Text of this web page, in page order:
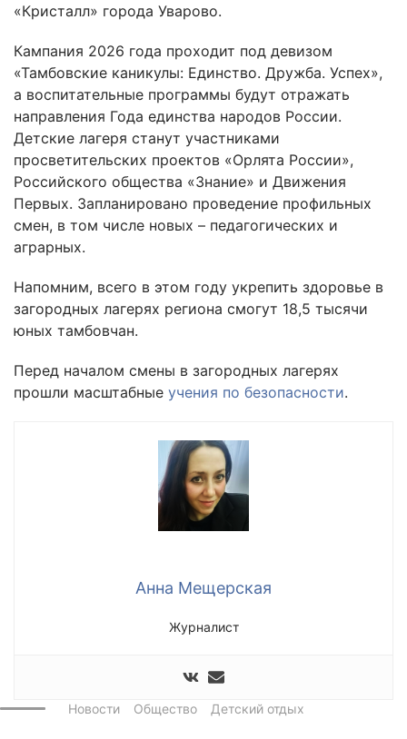
«Кристалл» города Уварово.
Кампания 2026 года проходит под девизом
«Тамбовские каникулы: Единство. Дружба. Успех»,
а воспитательные программы будут отражать
направления Года единства народов России.
Детские лагеря станут участниками
просветительских проектов «Орлята России»,
Российского общества «Знание» и Движения
Первых. Запланировано проведение профильных
смен, в том числе новых – педагогических и
аграрных.
Напомним, всего в этом году укрепить здоровье в
загородных лагерях региона смогут 18,5 тысячи
юных тамбовчан.
Перед началом смены в загородных лагерях
прошли масштабные учения по безопасности.
Анна Мещерская
Журналист
Новости Общество Детский отдых